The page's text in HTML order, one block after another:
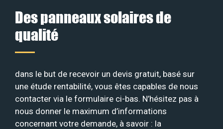
Des panneaux solaires de
qualité
dans le but de recevoir un devis gratuit, basé sur
une étude rentabilité, vous êtes capables de nous
contacter via le formulaire ci-bas. N’hésitez pas à
nous donner le maximum d’informations
concernant votre demande, à savoir : la